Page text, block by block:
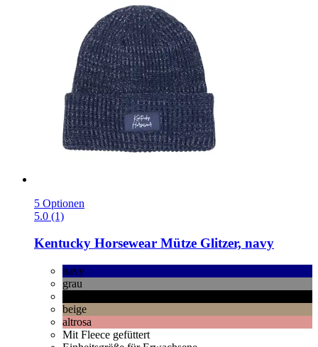
5 Optionen
5.0 (1)
Kentucky Horsewear Mütze Glitzer, navy
navy
grau
beige
altrosa
Mit Fleece gefüttert